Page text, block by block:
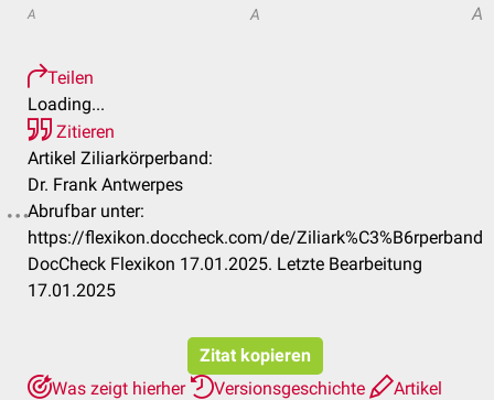
A A A
Teilen
Loading...
Zitieren
Artikel Ziliarkörperband:
Dr. Frank Antwerpes
Abrufbar unter:
https://flexikon.doccheck.com/de/Ziliark%C3%B6rperband
DocCheck Flexikon 17.01.2025. Letzte Bearbeitung
17.01.2025
Zitat kopieren
Was zeigt hierher
Versionsgeschichte
Artikel